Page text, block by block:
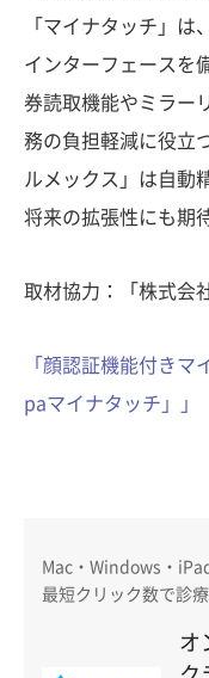
「マイナタッチ」は
インターフェースを
券読取機能やミラー
務の負担軽減に役立
ルメックス」は自動
将来の拡張性にも期
取材協力：「株式会
「顔認証機能付き
paマイナタッチ」」
Mac・Windows・
最短クリック数で診
オ